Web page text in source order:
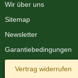
Wir über uns
Sitemap
Newsletter
Garantiebedingungen
Vertrag widerrufen